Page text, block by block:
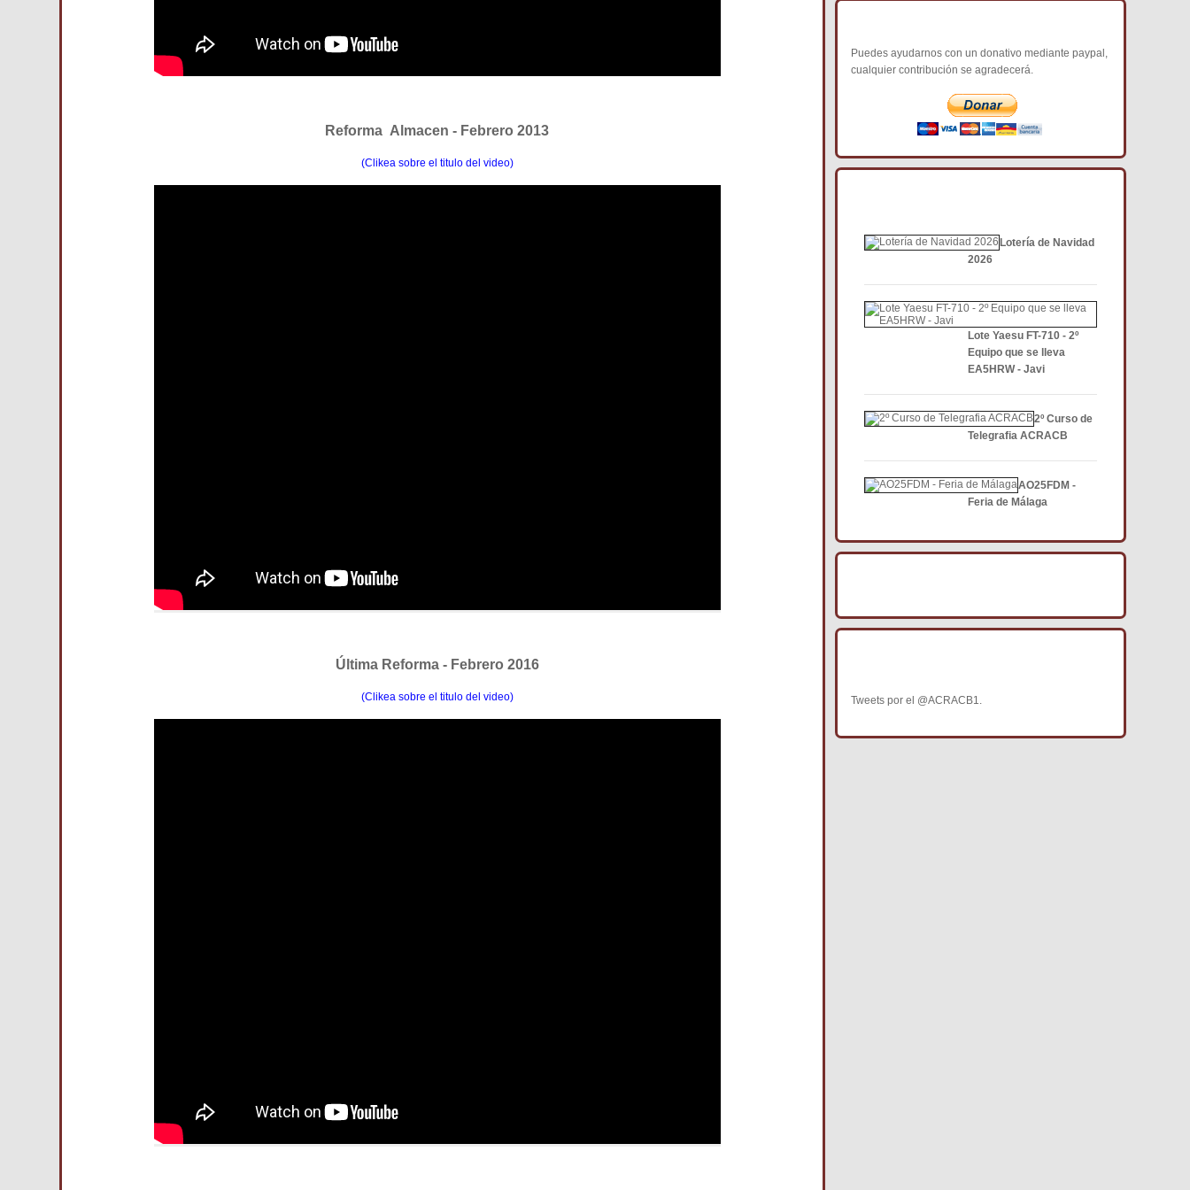
Reforma Almacen - Febrero 2013
(Clikea sobre el titulo del video)
Última Reforma - Febrero 2016
(Clikea sobre el titulo del video)
Puedes ayudarnos con un donativo mediante paypal,
cualquier contribución se agradecerá.
Lotería de Navidad
2026
Lote Yaesu FT-710 - 2º
Equipo que se lleva
EA5HRW - Javi
2º Curso de
Telegrafia ACRACB
AO25FDM -
Feria de Málaga
Tweets por el @ACRACB1.